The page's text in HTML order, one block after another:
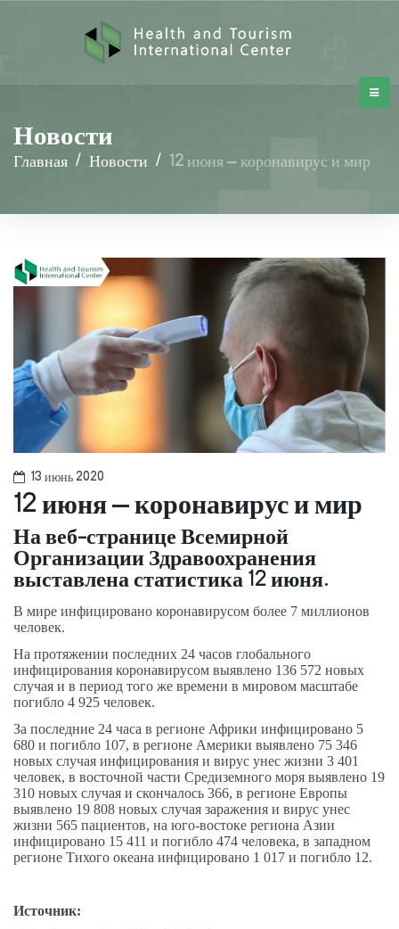
Новости
Главная / Новости / 12 июня – коронавирус и мир
13 июнь 2020
12 июня – коронавирус и мир
На веб-странице Всемирной
Организации Здравоохранения
выставлена статистика 12 июня.
В мире инфицировано коронавирусом более 7 миллионов
человек.
На протяжении последних 24 часов глобального
инфицирования коронавирусом выявлено 136 572 новых
случая и в период того же времени в мировом масштабе
погибло 4 925 человек.
За последние 24 часа в регионе Африки инфицировано 5
680 и погибло 107, в регионе Америки выявлено 75 346
новых случая инфицирования и вирус унес жизни 3 401
человек, в восточной части Средиземного моря выявлено 19
310 новых случая и скончалось 366, в регионе Европы
выявлено 19 808 новых случая заражения и вирус унес
жизни 565 пациентов, на юго-востоке региона Азии
инфицировано 15 411 и погибло 474 человека, в западном
регионе Тихого океана инфицировано 1 017 и погибло 12.
Источник: